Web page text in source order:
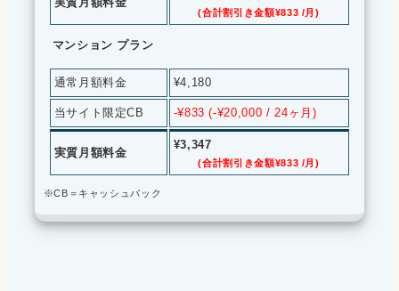
(合計割引き金額¥833 /月)
マンション プラン
通常月額料金 ¥4,180
当サイト限定CB -¥833 (-¥20,000 / 24ヶ月)
実質月額料金
¥3,347
(合計割引き金額¥833 /月)
※CB＝キャッシュバック